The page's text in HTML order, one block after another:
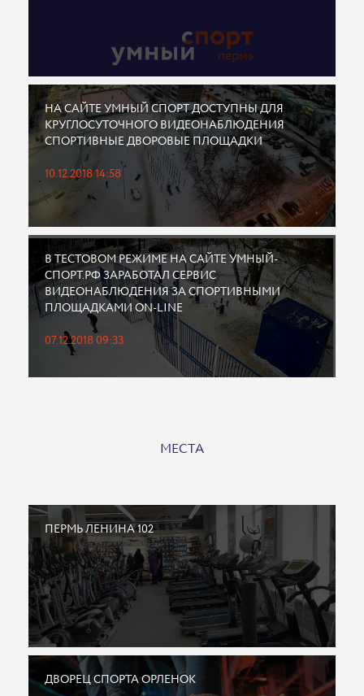
НА САЙТЕ УМНЫЙ СПОРТ ДОСТУПНЫ ДЛЯ
КРУГЛОСУТОЧНОГО ВИДЕОНАБЛЮДЕНИЯ
СПОРТИВНЫЕ ДВОРОВЫЕ ПЛОЩАДКИ
10.12.2018 14:58
В ТЕСТОВОМ РЕЖИМЕ НА САЙТЕ УМНЫЙ-
СПОРТ.РФ ЗАРАБОТАЛ СЕРВИС
ВИДЕОНАБЛЮДЕНИЯ ЗА СПОРТИВНЫМИ
ПЛОЩАДКАМИ ON-LINE
07.12.2018 09:33
МЕСТА
ПЕРМЬ ЛЕНИНА 102
ДВОРЕЦ СПОРТА ОРЛЕНОК